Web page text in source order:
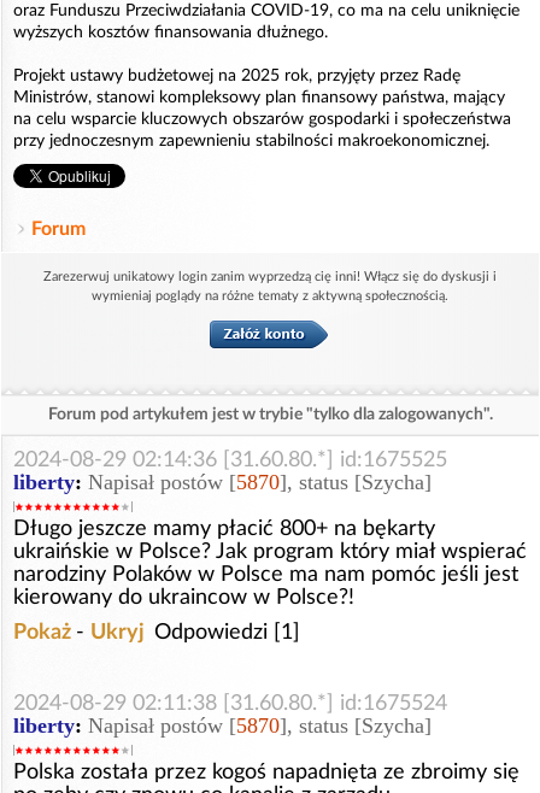
oraz Funduszu Przeciwdziałania COVID-19, co ma na celu uniknięcie
wyższych kosztów finansowania dłużnego.
Projekt ustawy budżetowej na 2025 rok, przyjęty przez Radę
Ministrów, stanowi kompleksowy plan finansowy państwa, mający
na celu wsparcie kluczowych obszarów gospodarki i społeczeństwa
przy jednoczesnym zapewnieniu stabilności makroekonomicznej.
Forum
Zarezerwuj unikatowy login zanim wyprzedzą cię inni! Włącz się do dyskusji i
wymieniaj poglądy na różne tematy z aktywną społecznością.
Forum pod artykułem jest w trybie "tylko dla zalogowanych".
2024-08-29 02:14:36 [31.60.80.*] id:1675525
liberty: Napisał postów [5870], status [Szycha]
Długo jeszcze mamy płacić 800+ na bękarty
ukraińskie w Polsce? Jak program który miał wspierać
narodziny Polaków w Polsce ma nam pomóc jeśli jest
kierowany do ukraincow w Polsce?!
Pokaż - Ukryj Odpowiedzi [1]
2024-08-29 02:11:38 [31.60.80.*] id:1675524
liberty: Napisał postów [5870], status [Szycha]
Polska została przez kogoś napadnięta ze zbroimy się